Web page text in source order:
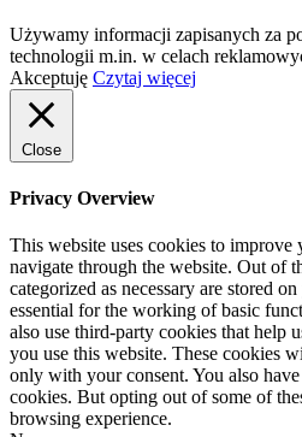
Używamy informacji zapisanych za
technologii m.in. w celach
Akceptuję Czytaj więcej
Close
Privacy Overview
This website uses cookies to
navigate through the website. Out of
categorized as necessary are stored
essential for the working of basic
also use third-party cookies that help
you use this website. These cookies
only with your consent. You also
cookies. But opting out of some of
browsing experience.